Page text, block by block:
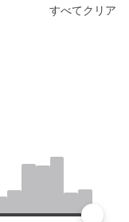
すべてクリア